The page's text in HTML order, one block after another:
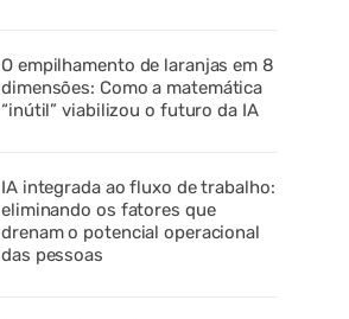
O empilhamento de laranjas em 8
dimensões: Como a matemática
“inútil” viabilizou o futuro da IA
IA integrada ao fluxo de trabalho:
eliminando os fatores que
drenam o potencial operacional
das pessoas